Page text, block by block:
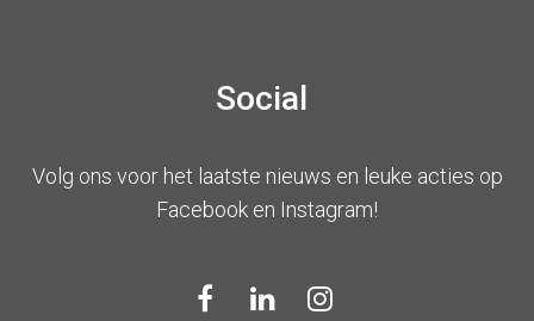
Social
Volg ons voor het laatste nieuws en leuke acties op
Facebook en Instagram!